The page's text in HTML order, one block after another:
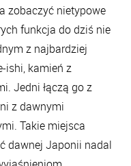
zobaczyć nietypowe
funkcja do dziś nie
z najbardziej
ishi, kamień z
Jedni łączą go z
z dawnymi
Takie miejsca
dawnej Japonii nadal